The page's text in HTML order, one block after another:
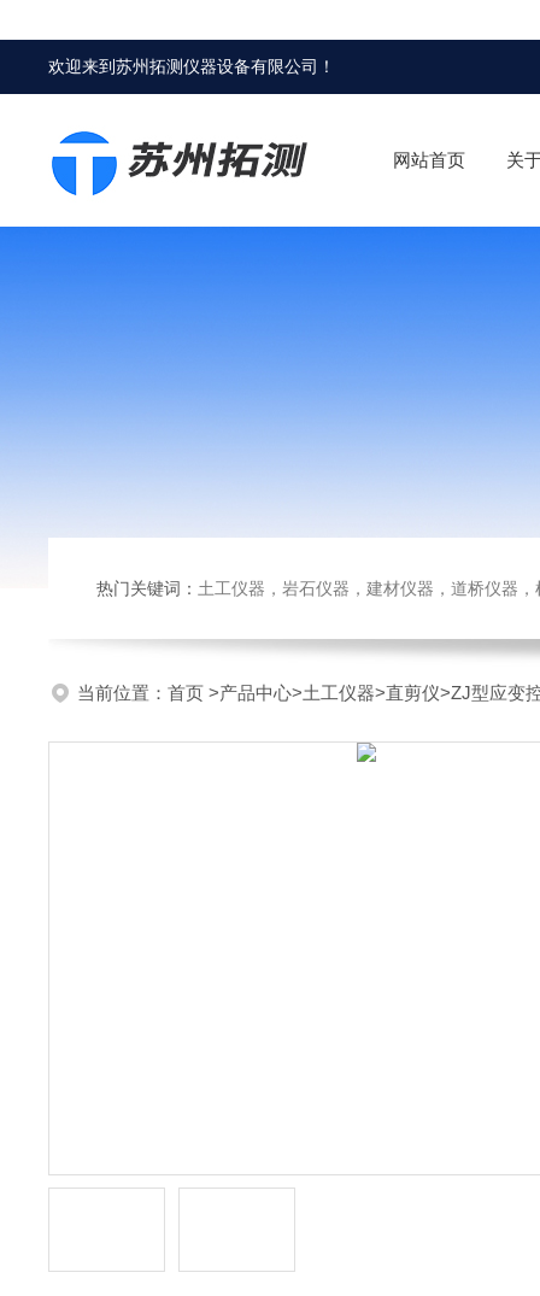
欢迎来到苏州拓测仪器设备有限公司 ！
网站首页 关
热门关键词： 土工仪器，岩石仪器，建材仪器，道桥仪器，检测
当前位置： 首页 >产品中心>土工仪器>直剪仪>ZJ型应变